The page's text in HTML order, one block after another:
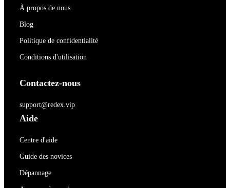
À propos de nous
Blog
Politique de confidentialité
Conditions d'utilisation
Contactez-nous
support@redex.vip
Aide
Centre d'aide
Guide des novices
Dépannage